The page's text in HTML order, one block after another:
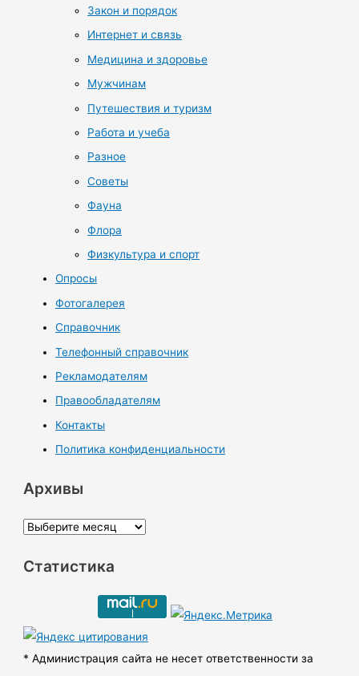
Закон и порядок
Интернет и связь
Медицина и здоровье
Мужчинам
Путешествия и туризм
Работа и учеба
Разное
Советы
Фауна
Флора
Физкультура и спорт
Опросы
Фотогалерея
Справочник
Телефонный справочник
Рекламодателям
Правообладателям
Контакты
Политика конфиденциальности
Архивы
А
х
ы
Статистика
* Администрация сайта не несет ответственности за